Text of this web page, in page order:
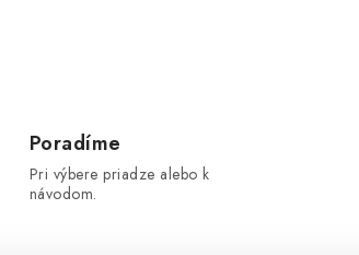
Poradíme
Pri výbere priadze alebo k
návodom.